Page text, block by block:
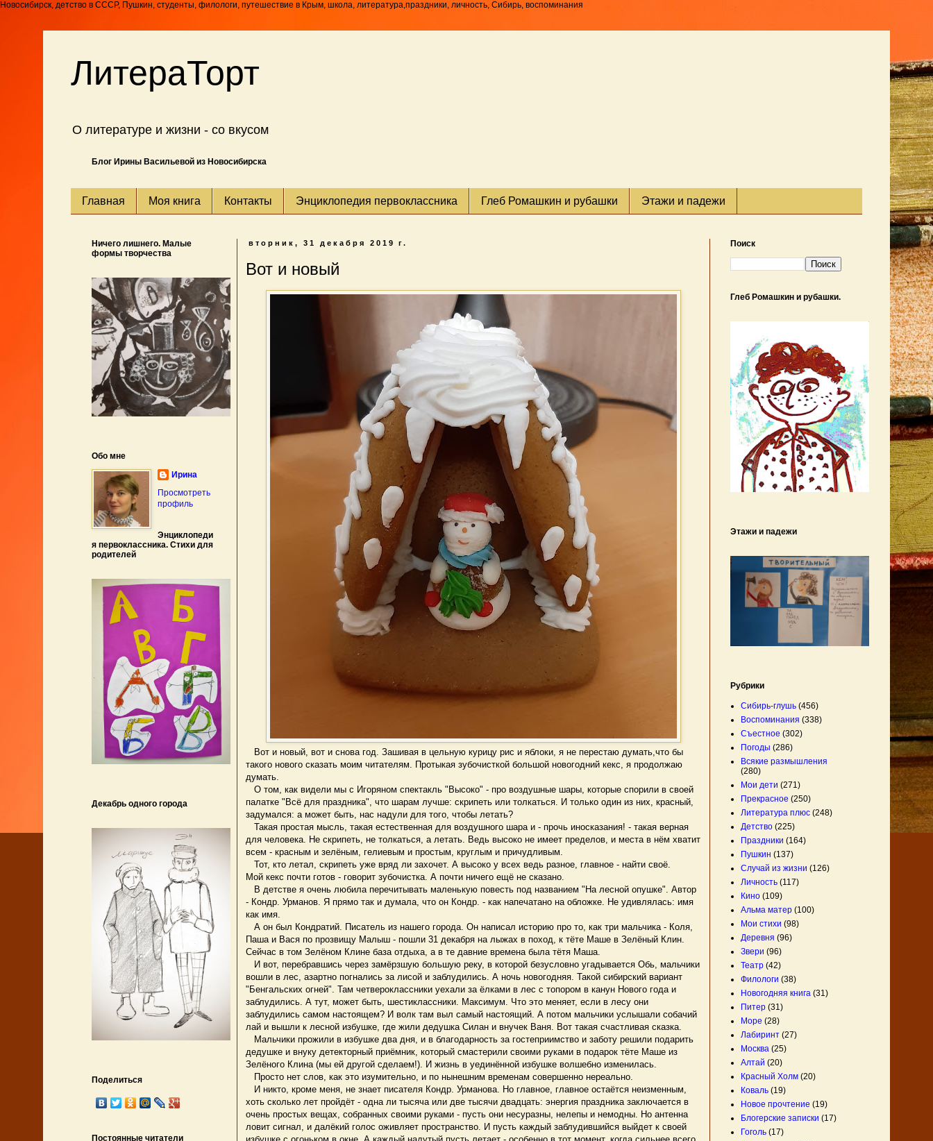
Новосибирск, детство в СССР, Пушкин, студенты, филологи, путешествие в Крым, школа, литература,праздники, личность, Сибирь, воспоминания
ЛитераТорт
О литературе и жизни - со вкусом
Блог Ирины Васильевой из Новосибирска
Главная Моя книга Контакты Энциклопедия первоклассника Глеб Ромашкин и рубашки Этажи и падежи
вторник, 31 декабря 2019 г.
Вот и новый
Вот и новый, вот и снова год. Зашивая в цельную курицу рис и яблоки, я не перестаю думать,что бы
такого нового сказать моим читателям. Протыкая зубочисткой большой новогодний кекс, я продолжаю
думать.
О том, как видели мы с Игоряном спектакль "Высоко" - про воздушные шары, которые спорили в своей
палатке "Всё для праздника", что шарам лучше: скрипеть или толкаться. И только один из них, красный,
задумался: а может быть, нас надули для того, чтобы летать?
Такая простая мысль, такая естественная для воздушного шара и - прочь иносказания! - такая верная
для человека. Не скрипеть, не толкаться, а летать. Ведь высоко не имеет пределов, и места в нём хватит
всем - красным и зелёным, гелиевым и простым, круглым и причудливым.
Тот, кто летал, скрипеть уже вряд ли захочет. А высоко у всех ведь разное, главное - найти своё.
Мой кекс почти готов - говорит зубочистка. А почти ничего ещё не сказано.
В детстве я очень любила перечитывать маленькую повесть под названием "На лесной опушке". Автор
- Кондр. Урманов. Я прямо так и думала, что он Кондр. - как напечатано на обложке. Не удивлялась: имя
как имя.
А он был Кондратий. Писатель из нашего города. Он написал историю про то, как три мальчика - Коля,
Паша и Вася по прозвищу Малыш - пошли 31 декабря на лыжах в поход, к тёте Маше в Зелёный Клин.
Сейчас в том Зелёном Клине база отдыха, а в те давние времена была тётя Маша.
И вот, перебравшись через замёрзшую большую реку, в которой безусловно угадывается Обь, мальчики
вошли в лес, азартно погнались за лисой и заблудились. А ночь новогодняя. Такой сибирский вариант
"Бенгальских огней". Там четвероклассники уехали за ёлками в лес с топором в канун Нового года и
заблудились. А тут, может быть, шестиклассники. Максимум. Что это меняет, если в лесу они
заблудились самом настоящем? И волк там выл самый настоящий. А потом мальчики услышали собачий
лай и вышли к лесной избушке, где жили дедушка Силан и внучек Ваня. Вот такая счастливая сказка.
Мальчики прожили в избушке два дня, и в благодарность за гостеприимство и заботу решили подарить
дедушке и внуку детекторный приёмник, который смастерили своими руками в подарок тёте Маше из
Зелёного Клина (мы ей другой сделаем!). И жизнь в уединённой избушке волшебно изменилась.
Просто нет слов, как это изумительно, и по нынешним временам совершенно нереально.
И никто, кроме меня, не знает писателя Кондр. Урманова. Но главное, главное остаётся неизменным,
хоть сколько лет пройдёт - одна ли тысяча или две тысячи двадцать: энергия праздника заключается в
очень простых вещах, собранных своими руками - пусть они несуразны, нелепы и немодны. Но антенна
ловит сигнал, и далёкий голос оживляет пространство. И пусть каждый заблудившийся выйдет к своей
Ничего лишнего. Малые
формы творчества
Обо мне
Ирина
Просмотреть
профиль
Энциклопеди
я первоклассника. Стихи для
родителей
Декабрь одного города
Поделиться
Постоянные читатели
Поиск
Глеб Ромашкин и рубашки.
Этажи и падежи
Рубрики
Сибирь-глушь (456)
Воспоминания (338)
Съестное (302)
Погоды (286)
Всякие размышления
(280)
Мои дети (271)
Прекрасное (250)
Литература плюс (248)
Детство (225)
Праздники (164)
Пушкин (137)
Случай из жизни (126)
Личность (117)
Кино (109)
Альма матер (100)
Мои стихи (98)
Деревня (96)
Звери (96)
Театр (42)
Филологи (38)
Новогодняя книга (31)
Питер (31)
Море (28)
Лабиринт (27)
Москва (25)
Алтай (20)
Красный Холм (20)
Коваль (19)
Новое прочтение (19)
Блогерские записки (17)
Гоголь (17)